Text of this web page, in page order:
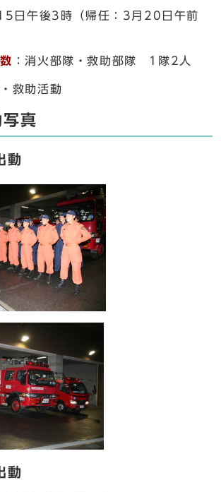
日午後3時（帰任：3月20日午前
：消火部隊・救助部隊 1隊2人
・救助活動
真
動
動